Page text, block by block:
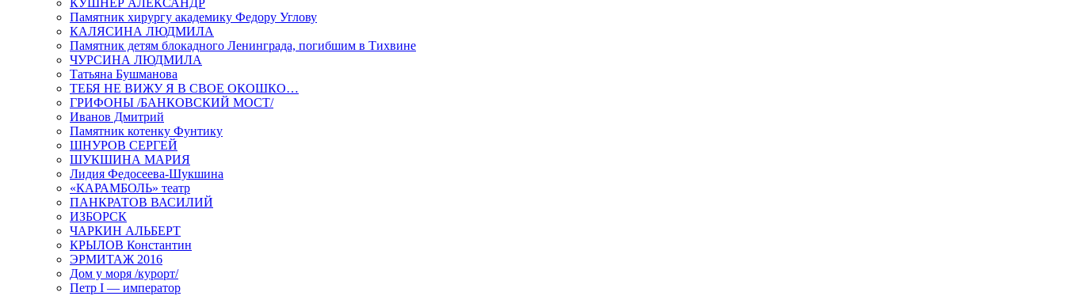
КУШНЕР АЛЕКСАНДР
Памятник хирургу академику Федору Углову
КАЛЯСИНА ЛЮДМИЛА
Памятник детям блокадного Ленинграда, погибшим в Тихвине
ЧУРСИНА ЛЮДМИЛА
Татьяна Бушманова
ТЕБЯ НЕ ВИЖУ Я В СВОЕ ОКОШКО…
ГРИФОНЫ /БАНКОВСКИЙ МОСТ/
Иванов Дмитрий
Памятник котенку Фунтику
ШНУРОВ СЕРГЕЙ
ШУКШИНА МАРИЯ
Лидия Федосеева-Шукшина
«КАРАМБОЛЬ» театр
ПАНКРАТОВ ВАСИЛИЙ
ИЗБОРСК
ЧАРКИН АЛЬБЕРТ
КРЫЛОВ Константин
ЭРМИТАЖ 2016
Дом у моря /курорт/
Петр I — император